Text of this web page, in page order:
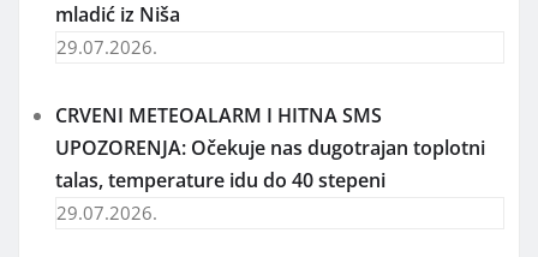
mladić iz Niša
29.07.2026.
CRVENI METEOALARM I HITNA SMS
UPOZORENJA: Očekuje nas dugotrajan toplotni
talas, temperature idu do 40 stepeni
29.07.2026.